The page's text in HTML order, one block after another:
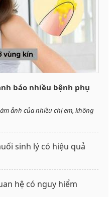
báo nhiều bệnh phụ
ảnh của nhiều chị em, không
sinh lý có hiệu quả
hệ có nguy hiểm